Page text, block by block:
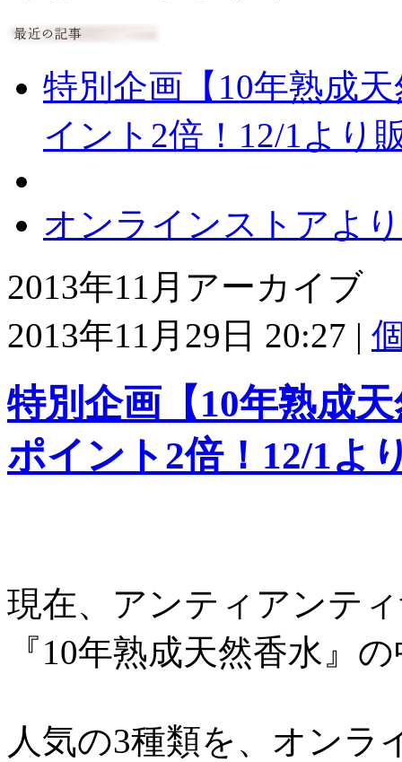
特別企画【10年熟成
イント2倍！12/1より
オンラインストアよ
2013年11月アーカイブ
2013年11月29日 20:27 |
特別企画【10年熟成
ポイント2倍！12/1よ
現在、アンティアンテ
『10年熟成天然香水』
人気の3種類を、オンラ